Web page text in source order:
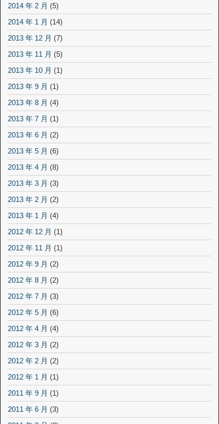
2014 年 2 月 (5)
2014 年 1 月 (14)
2013 年 12 月 (7)
2013 年 11 月 (5)
2013 年 10 月 (1)
2013 年 9 月 (1)
2013 年 8 月 (4)
2013 年 7 月 (1)
2013 年 6 月 (2)
2013 年 5 月 (6)
2013 年 4 月 (8)
2013 年 3 月 (3)
2013 年 2 月 (2)
2013 年 1 月 (4)
2012 年 12 月 (1)
2012 年 11 月 (1)
2012 年 9 月 (2)
2012 年 8 月 (2)
2012 年 7 月 (3)
2012 年 5 月 (6)
2012 年 4 月 (4)
2012 年 3 月 (2)
2012 年 2 月 (2)
2012 年 1 月 (1)
2011 年 9 月 (1)
2011 年 6 月 (3)